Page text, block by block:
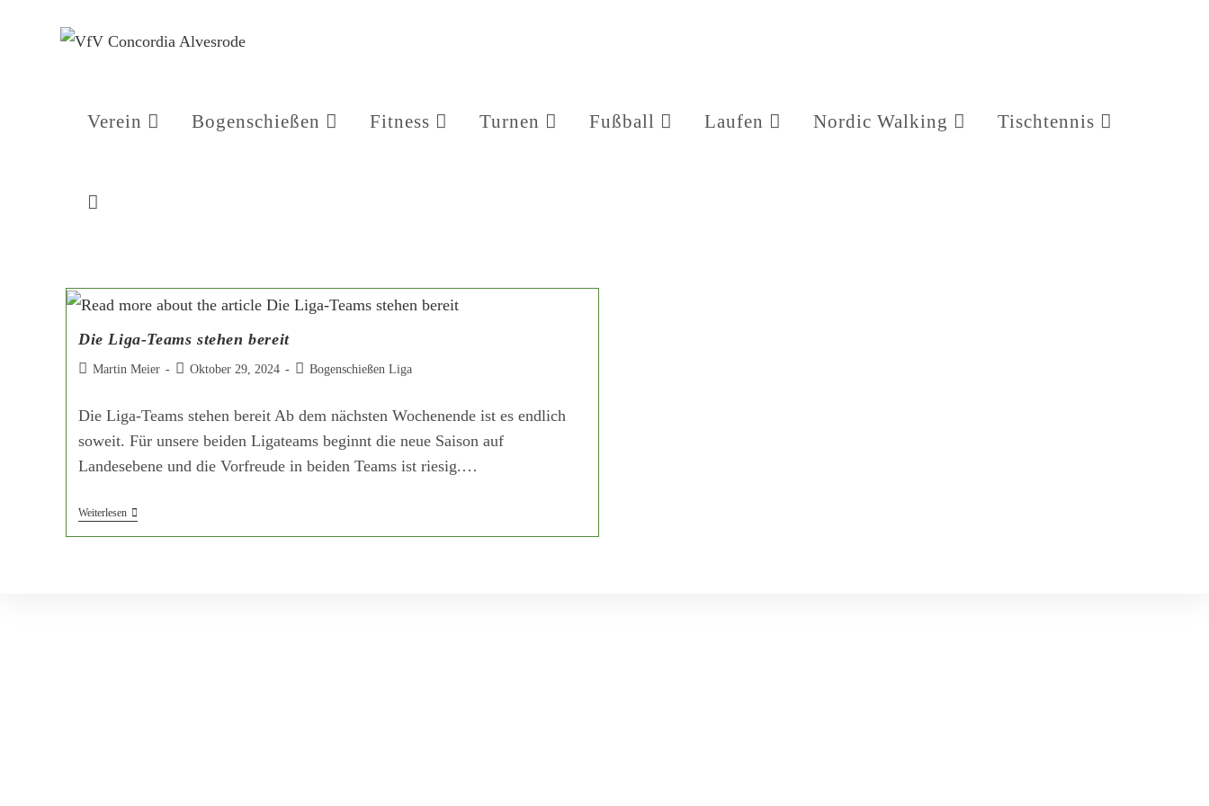
Verein Bogenschießen Fitness Turnen Fußball Laufen Nordic Walking Tischtennis
Die Liga-Teams stehen bereit
Martin Meier Oktober 29, 2024 Bogenschießen Liga
Die Liga-Teams stehen bereit Ab dem nächsten Wochenende ist es endlich
soweit. Für unsere beiden Ligateams beginnt die neue Saison auf
Landesebene und die Vorfreude in beiden Teams ist riesig.…
Weiterlesen